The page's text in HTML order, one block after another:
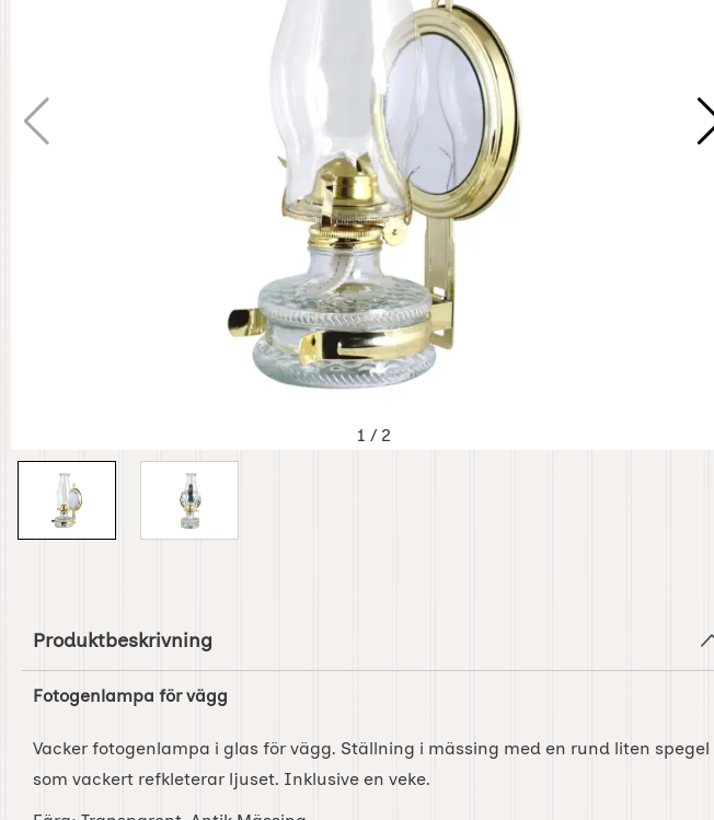
1 / 2
Produktbeskrivning
Fotogenlampa för vägg
Vacker fotogenlampa i glas för vägg. Ställning i mässing med en rund liten spegel
som vackert refkleterar ljuset. Inklusive en veke.